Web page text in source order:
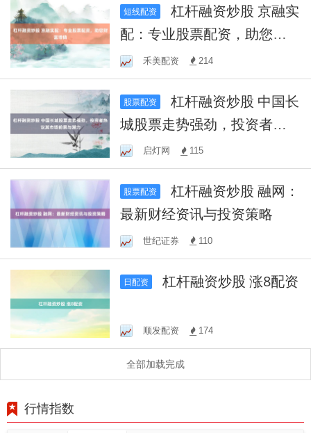
短线配资
杠杆融资炒股 京融实
配：专业股票配资，助您财
富增值禾美配资 214
股票配资
杠杆融资炒股 中国长
城股票走势强劲，投资者热
议其市场前景与潜力
启灯网 115
股票配资
杠杆融资炒股 融网：
最新财经资讯与投资策略
世纪证券 110
日配资 杠杆融资炒股 涨8配资
顺发配资 174
全部加载完成
行情指数